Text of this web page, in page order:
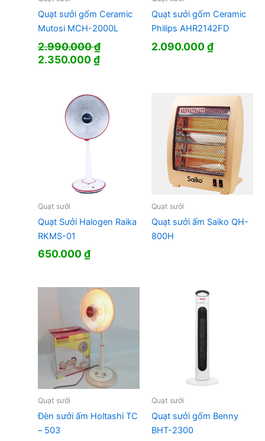
Quạt sưởi gốm Ceramic
Mutosi MCH-2000L
2.990.000₫
Giá
2.990.000 ₫.
2.350.000₫Giá
là:
2.350.000 ₫.
Quạt sưởi gốm Ceramic
Philips AHR2142FD
2.090.000₫
Quạt sưởi
Quạt Sưởi Halogen Raika
RKMS-01
650.000₫
Quạt sưởi
Quạt sưởi ấm Saiko QH-
800H
Quạt sưởi
Đèn sưởi ấm Holtashi TC
– 503
Quạt sưởi
Quạt sưởi gốm Benny
BHT-2300